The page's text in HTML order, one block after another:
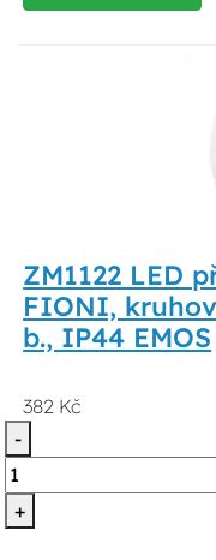
ZM1122 LED
FIONI,
b., IP44 EMOS
382 Kč
-
+